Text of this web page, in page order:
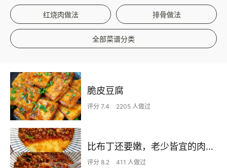
红烧肉做法 排骨做法
全部菜谱分类
脆皮豆腐
评分 7.4 2205 人做过
比布丁还要嫩，老少皆宜的肉沫蒸蛋
评分 8.2 411 人做过